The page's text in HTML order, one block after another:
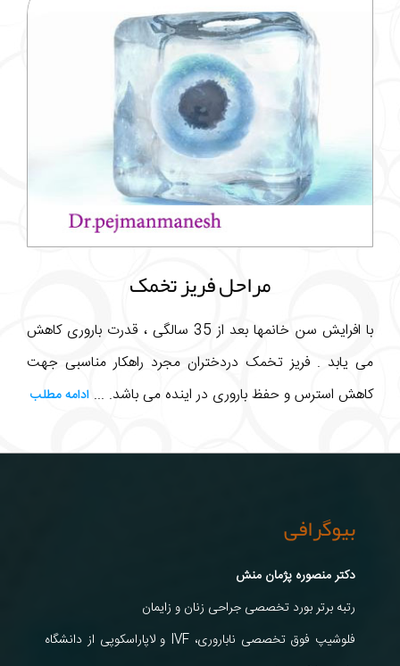
مراحل فریز تخمک
با افرایش سن خانمها بعد از 35 سالگی ، قدرت باروری کاهش
می یابد . فریز تخمک دردختران مجرد راهکار مناسبی جهت
کاهش استرس و حفظ باروری در اینده می باشد. ... ادامه مطلب
بیوگرافی
دکتر منصوره پژمان منش
رتبه برتر بورد تخصصی جراحی زنان و زایمان
فلوشیپ فوق تخصصی ناباروری، IVF و لاپاراسکوپی از دانشگاه